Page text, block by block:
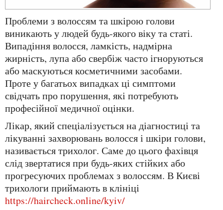
Проблеми з волоссям та шкірою голови
виникають у людей будь-якого віку та статі.
Випадіння волосся, ламкість, надмірна
жирність, лупа або свербіж часто ігноруються
або маскуються косметичними засобами.
Проте у багатьох випадках ці симптоми
свідчать про порушення, які потребують
професійної медичної оцінки.
Лікар, який спеціалізується на діагностиці та
лікуванні захворювань волосся і шкіри голови,
називається трихолог. Саме до цього фахівця
слід звертатися при будь-яких стійких або
прогресуючих проблемах з волоссям. В Києві
трихологи приймають в клініці
https://haircheck.online/kyiv/